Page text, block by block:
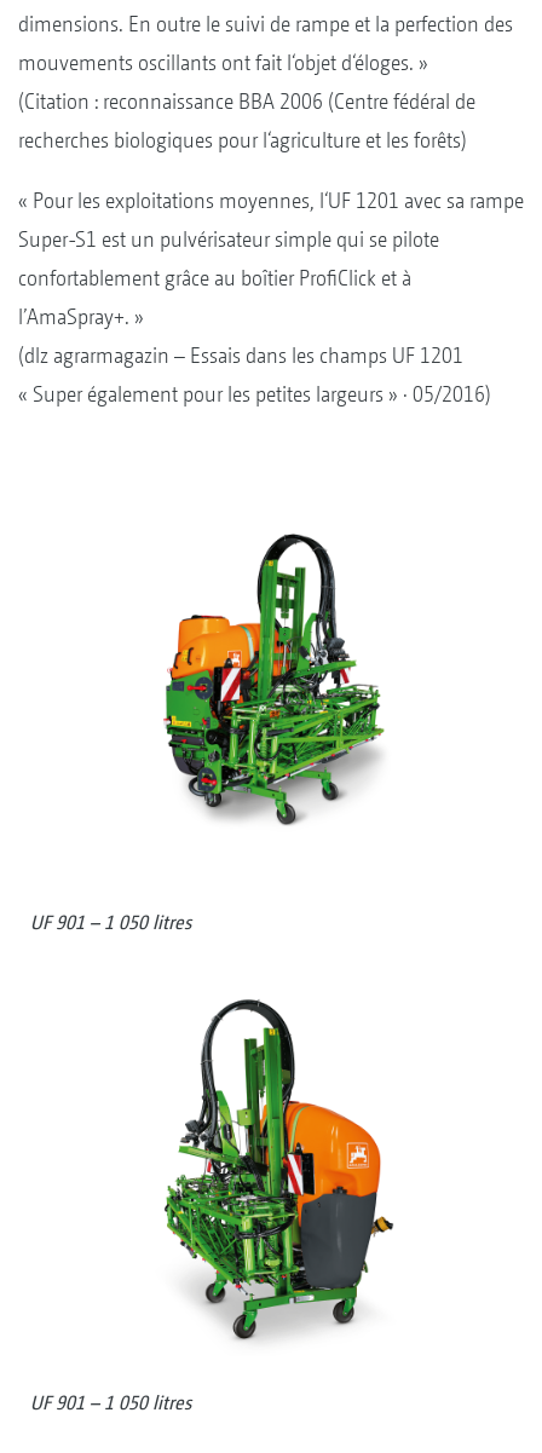
dimensions. En outre le suivi de rampe et la perfection des
mouvements oscillants ont fait l‘objet d‘éloges. »
(Citation : reconnaissance BBA 2006 (Centre fédéral de
recherches biologiques pour l‘agriculture et les forêts)
« Pour les exploitations moyennes, l‘UF 1201 avec sa rampe
Super-S1 est un pulvérisateur simple qui se pilote
confortablement grâce au boîtier ProfiClick et à
l’AmaSpray+. »
(dlz agrarmagazin – Essais dans les champs UF 1201
« Super également pour les petites largeurs » · 05/2016)
UF 901 – 1 050 litres
UF 901 – 1 050 litres